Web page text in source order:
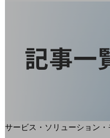
地域経済のさらなる活性化に取り組み
サービス・ソリューション・
記事一